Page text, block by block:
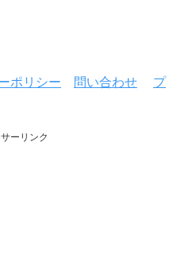
ポリシー 問い合わせ
プ
ーリンク